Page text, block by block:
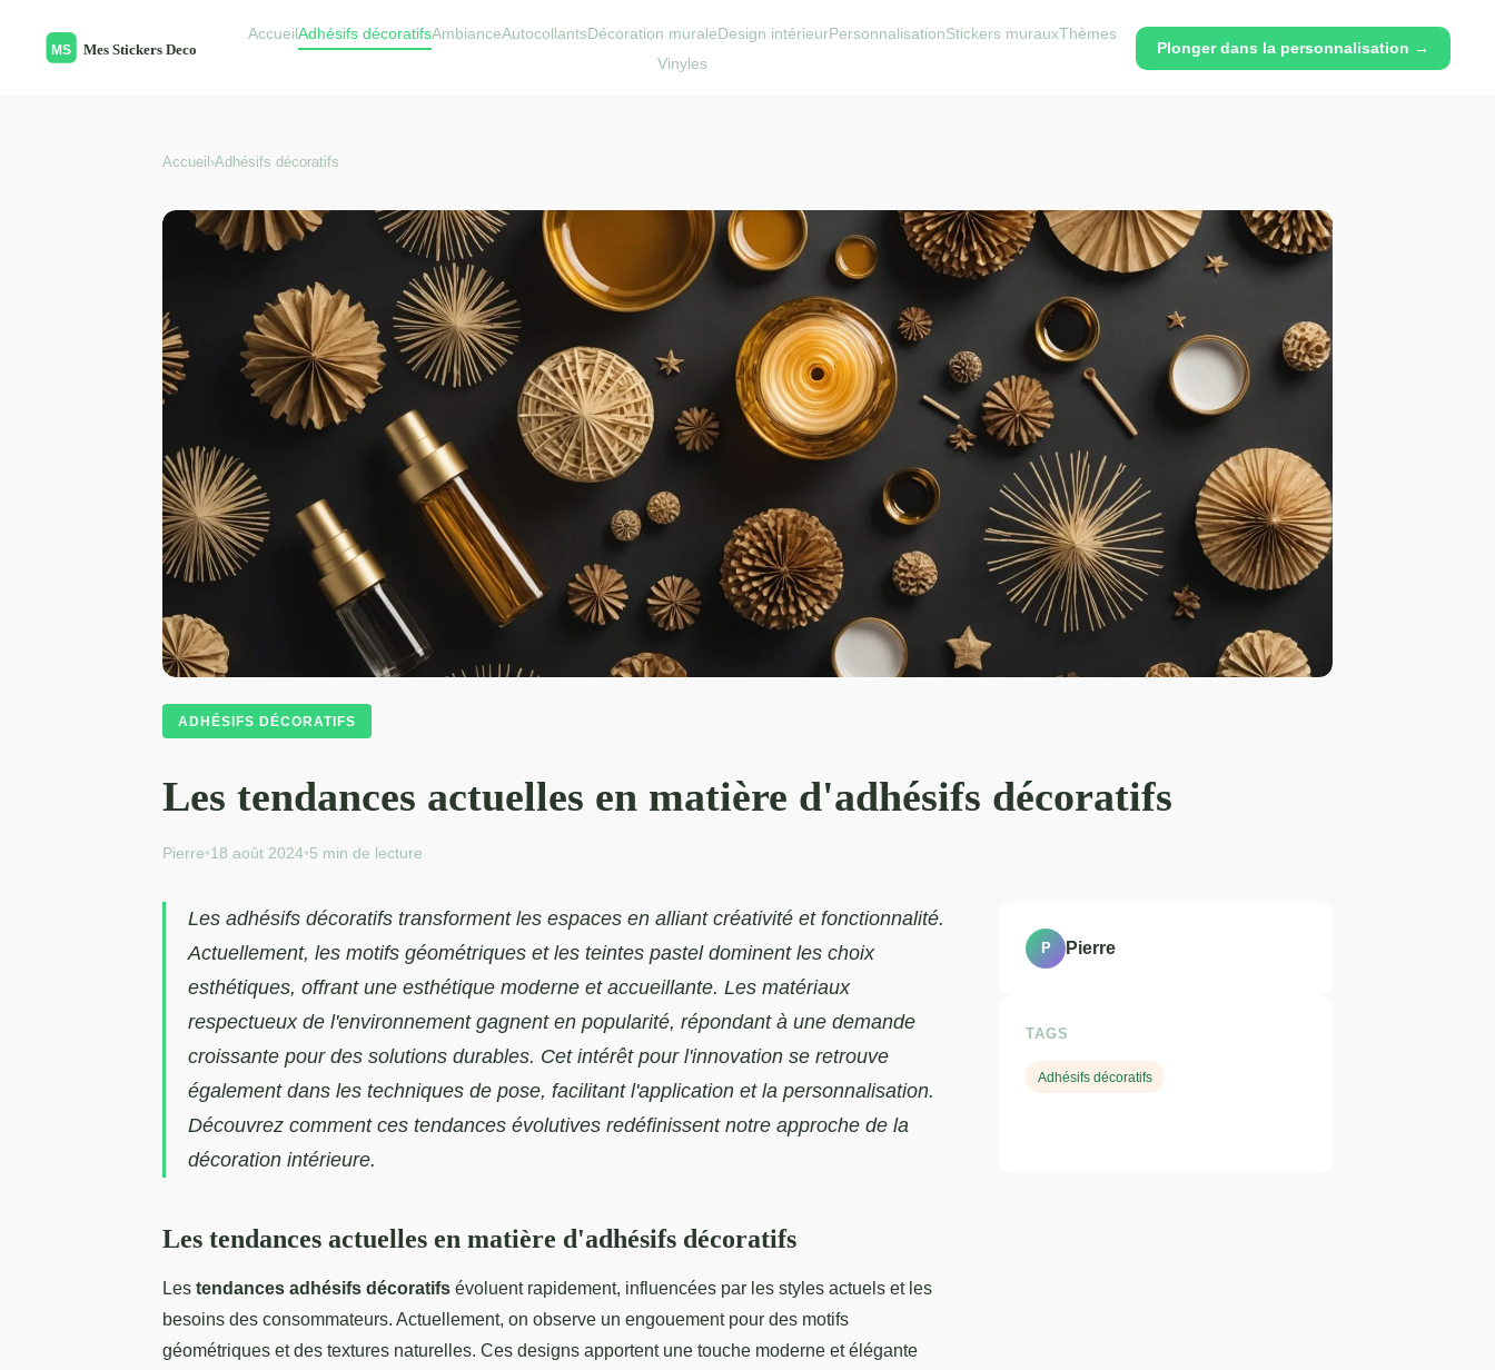
AccueilAdhésifs décoratifsAmbianceAutocollantsDécoration muraleDesign intérieurPersonnalisationStickers murauxThèmes
Vinyles
Plonger dans la personnalisation →
Accueil ›Adhésifs décoratifs
ADHÉSIFS DÉCORATIFS
Les tendances actuelles en matière d'adhésifs décoratifs
Pierre•18 août 2024•5 min de lecture
Les adhésifs décoratifs transforment les espaces en alliant créativité et fonctionnalité.
Actuellement, les motifs géométriques et les teintes pastel dominent les choix
esthétiques, offrant une esthétique moderne et accueillante. Les matériaux
respectueux de l'environnement gagnent en popularité, répondant à une demande
croissante pour des solutions durables. Cet intérêt pour l'innovation se retrouve
également dans les techniques de pose, facilitant l'application et la personnalisation.
Découvrez comment ces tendances évolutives redéfinissent notre approche de la
décoration intérieure.
Les tendances actuelles en matière d'adhésifs décoratifs
Les tendances adhésifs décoratifs évoluent rapidement, influencées par les styles actuels et les
besoins des consommateurs. Actuellement, on observe un engouement pour des motifs
géométriques et des textures naturelles. Ces designs apportent une touche moderne et élégante
P Pierre
TAGS
Adhésifs décoratifs